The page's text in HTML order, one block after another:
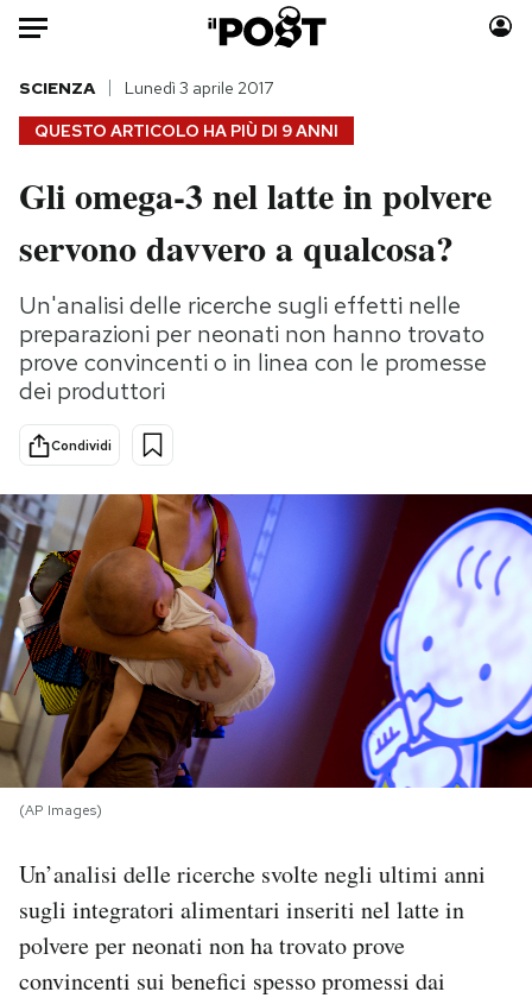
Auto
HOME
Italia
Politica
Tecnologia
Internet
Scienza
Cultura
Economia
Moda
Consumismi
Storie/Idee
Ok Boomer!
Media
PODCAST
NEWSLETTER
I MIEI PREFERITI
SHOP
AREA PERSONALE
QUESTO ARTICOLO HA PIÙ DI 9 ANNI
SCIENZA Lunedì 3 aprile 2017
Gli omega-3 nel latte in polvere
servono davvero a qualcosa?
Un'analisi delle ricerche sugli effetti nelle
preparazioni per neonati non hanno trovato
prove convincenti o in linea con le promesse
dei produttori
Condividi
(AP Images)
Un’analisi delle ricerche svolte negli ultimi anni
sugli integratori alimentari inseriti nel latte in
polvere per neonati non ha trovato prove
convincenti sui benefici spesso promessi dai